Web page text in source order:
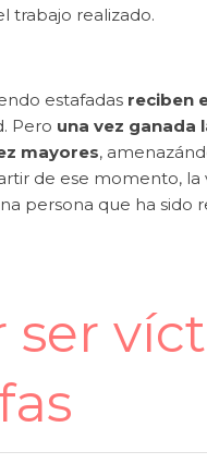
trabajo realizado.
estafadas reciben
Pero una vez ganada
mayores,
de ese momento,
persona que ha
ser